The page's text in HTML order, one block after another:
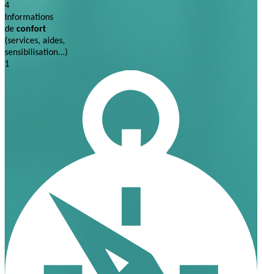
4
Informations
de confort
(services, aides,
sensibilisation...)
1